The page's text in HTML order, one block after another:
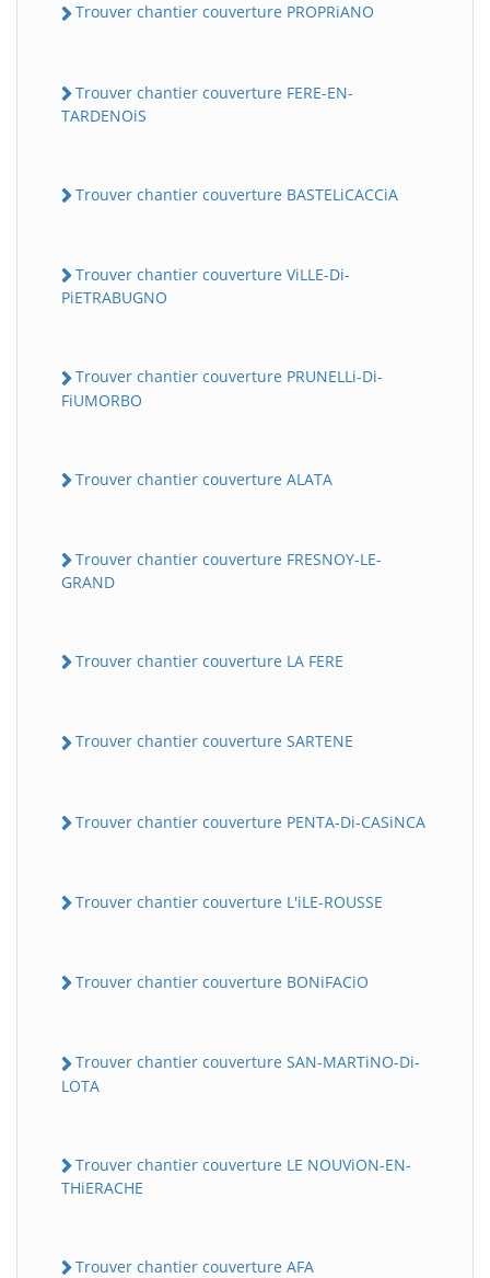
Trouver chantier couverture PROPRiANO
Trouver chantier couverture FERE-EN-
TARDENOiS
Trouver chantier couverture BASTELiCACCiA
Trouver chantier couverture ViLLE-Di-
PiETRABUGNO
Trouver chantier couverture PRUNELLi-Di-
FiUMORBO
Trouver chantier couverture ALATA
Trouver chantier couverture FRESNOY-LE-
GRAND
Trouver chantier couverture LA FERE
Trouver chantier couverture SARTENE
Trouver chantier couverture PENTA-Di-CASiNCA
Trouver chantier couverture L'iLE-ROUSSE
Trouver chantier couverture BONiFACiO
Trouver chantier couverture SAN-MARTiNO-Di-
LOTA
Trouver chantier couverture LE NOUViON-EN-
THiERACHE
Trouver chantier couverture AFA